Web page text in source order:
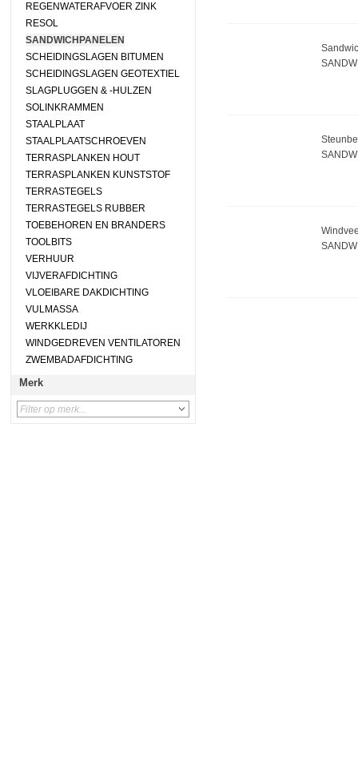
REGENWATERAFVOER ZINK
RESOL
SANDWICHPANELEN
SCHEIDINGSLAGEN BITUMEN
SCHEIDINGSLAGEN GEOTEXTIEL
SLAGPLUGGEN & -HULZEN
SOLINKRAMMEN
STAALPLAAT
STAALPLAATSCHROEVEN
TERRASPLANKEN HOUT
TERRASPLANKEN KUNSTSTOF
TERRASTEGELS
TERRASTEGELS RUBBER
TOEBEHOREN EN BRANDERS
TOOLBITS
VERHUUR
VIJVERAFDICHTING
VLOEIBARE DAKDICHTING
VULMASSA
WERKKLEDIJ
WINDGEDREVEN VENTILATOREN
ZWEMBADAFDICHTING
Merk